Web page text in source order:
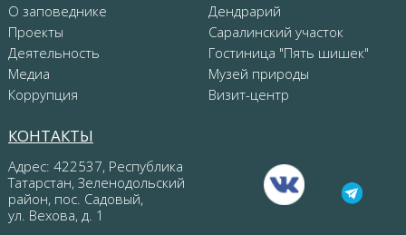
О заповеднике
Проекты
Деятельность
Медиа
Коррупция
Дендрарий
Саралинский участок
Гостиница "Пять шишек"
Музей природы
Визит-центр
КОНТАКТЫ
Адрес: 422537, Республика
Татарстан, Зеленодольский
район, пос. Садовый,
ул. Вехова, д. 1